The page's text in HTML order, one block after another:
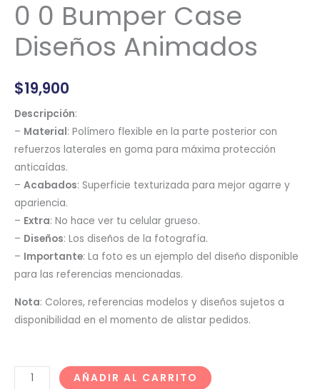
0 0 Bumper Case
Diseños Animados
$19,900
Descripción:
– Material: Polímero flexible en la parte posterior con
refuerzos laterales en goma para máxima protección
anticaídas.
– Acabados: Superficie texturizada para mejor agarre y
apariencia.
– Extra: No hace ver tu celular grueso.
– Diseños: Los diseños de la fotografía.
– Importante: La foto es un ejemplo del diseño disponible
para las referencias mencionadas.
Nota: Colores, referencias modelos y diseños sujetos a
disponibilidad en el momento de alistar pedidos.
AÑADIR AL CARRITO